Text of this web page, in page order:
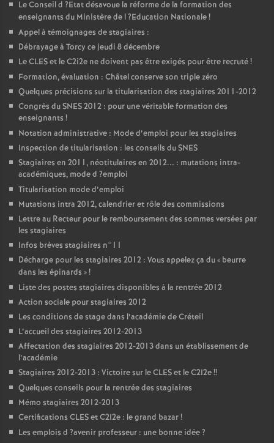
Le Conseil d ?Etat désavoue la réforme de la formation des
enseignants du Ministère de l?Education Nationale!
Appel à témoignages de stagiaires :
Débrayage à Torcy ce jeudi 8 décembre
LeCLESet le C2i2e ne doivent pas être exigés pour être recruté!
Formation, évaluation : Châtel conserve son triple zéro
Quelques précisions sur la titularisation des stagiaires 2011-2012
Congrès duSNES2012 : pour une véritable formation des
enseignants !
Notation administrative : Mode d’emploi pour les stagiaires
Inspection de titularisation : les conseils duSNES
Stagiaires en 2011, néotitulaires en 2012... : mutations intra-
académiques, mode d ?emploi
Titularisation mode d’emploi
Mutations intra 2012, calendrier et rôle des commissions
Lettre au Recteur pour le remboursement des sommes versées par
les stagiaires
Infos brèves stagiaires n°11
Décharge pour les stagiaires 2012 : Vous appelez ça du « beurre
dans les épinards »!
Liste des postes stagiaires disponibles à la rentrée 2012
Action sociale pour stagiaires 2012
Les conditions de stage dans l’académie de Créteil
L’accueil des stagiaires 2012-2013
Affectation des stagiaires 2012-2013 dans un établissement de
l’académie
Stagiaires 2012-2013 : Victoire sur leCLESet le C2I2e!!
Quelques conseils pour la rentrée des stagiaires
Mémo stagiaires 2012-2013
Certifications CLESet C2I2e : le grand bazar!
Les emplois d ?avenir professeur : une bonne idée?